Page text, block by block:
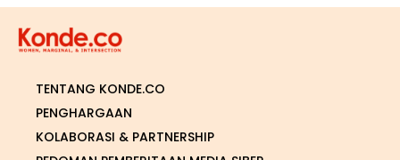
TENTANG KONDE.CO
PENGHARGAAN
KOLABORASI & PARTNERSHIP